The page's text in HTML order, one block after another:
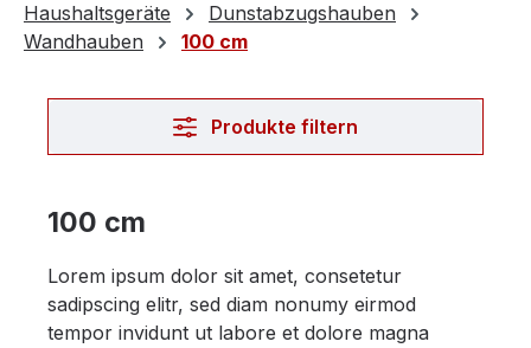
Haushaltsgeräte
Dunstabzugshauben
Wandhauben
100 cm
Produkte filtern
100 cm
Lorem ipsum dolor sit amet, consetetur
sadipscing elitr, sed diam nonumy eirmod
tempor invidunt ut labore et dolore magna